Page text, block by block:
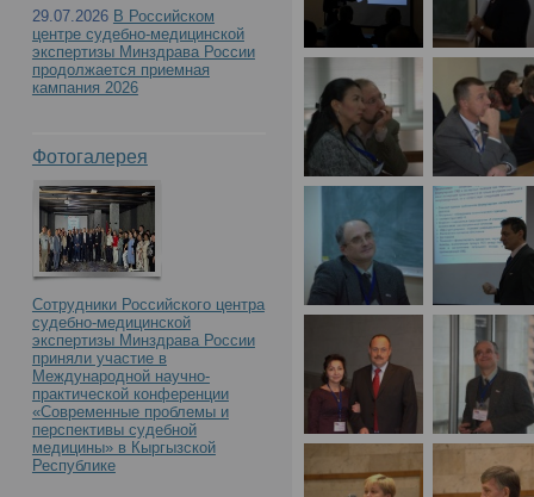
29.07.2026 В Российском
центре судебно-медицинской
экспертизы Минздрава России
продолжается приемная
кампания 2026
Фотогалерея
Сотрудники Российского центра
судебно-медицинской
экспертизы Минздрава России
приняли участие в
Международной научно-
практической конференции
«Современные проблемы и
перспективы судебной
медицины» в Кыргызской
Республике